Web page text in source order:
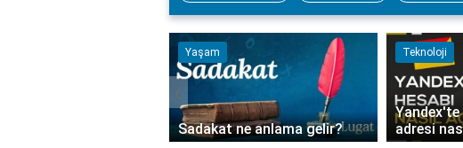
Teknoloji
Yandex'te birden fazla mail
adresi nasıl açılır?
Seyahat
İstanbul
yoldan
‹